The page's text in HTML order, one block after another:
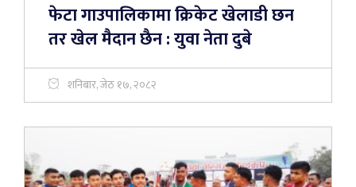
फेटा गाउपालिकामा क्रिकेट खेलाडी छन
तर खेल मैदान छैन : युवा नेता दुबे
शनिबार, जेठ १७, २०८२